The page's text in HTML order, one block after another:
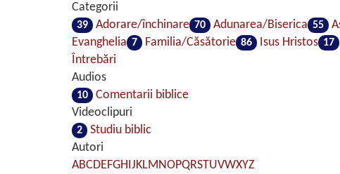
Categorii
39 Adorare/închinare 70 Adunarea/Biserica 55
Evanghelia 7 Familia/Căsătorie 86 Isus Hristos 17
Întrebări
Audios
10
Comentarii biblice
Videoclipuri
2
Studiu biblic
Autori
ABCDEFGHIJKLMNOPQRSTUVWXYZ